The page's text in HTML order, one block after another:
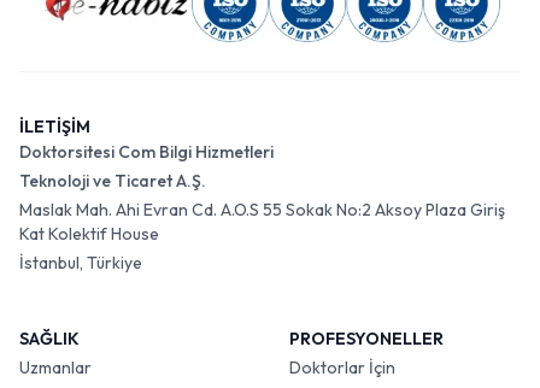
İLETİŞİM
Doktorsitesi Com Bilgi Hizmetleri
Teknoloji ve Ticaret A.Ş.
Maslak Mah. Ahi Evran Cd. A.O.S 55 Sokak No:2 Aksoy Plaza Giriş
Kat Kolektif House
İstanbul, Türkiye
SAĞLIK
Uzmanlar
PROFESYONELLER
Doktorlar İçin